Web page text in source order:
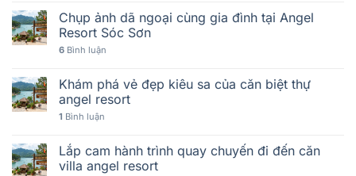
Chụp ảnh dã ngoại cùng gia đình tại Angel
Resort Sóc Sơn
6 Bình luận
Khám phá vẻ đẹp kiêu sa của căn biệt thự
angel resort
1 Bình luận
Lắp cam hành trình quay chuyến đi đến căn
villa angel resort